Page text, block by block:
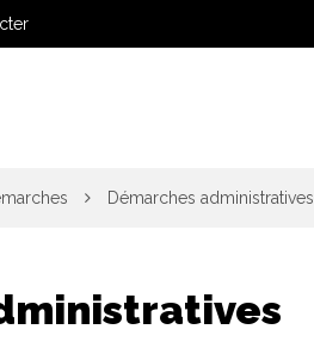
Démarches administratives